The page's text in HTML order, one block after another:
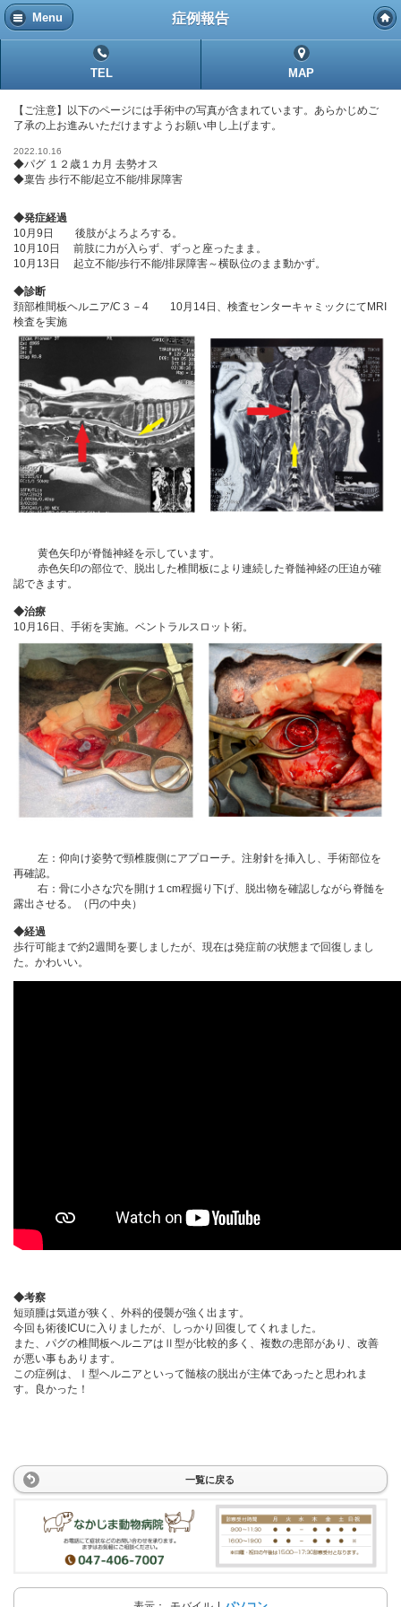
Menu 症例報告
TEL MAP
【ご注意】以下のページには手術中の写真が含まれています。あらかじめご
了承の上お進みいただけますようお願い申し上げます。
2022.10.16
◆パグ １２歳１カ月 去勢オス
◆稟告 歩行不能/起立不能/排尿障害
◆発症経過
10月9日 後肢がよろよろする。
10月10日 前肢に力が入らず、ずっと座ったまま。
10月13日 起立不能/歩行不能/排尿障害～横臥位のまま動かず。
◆診断
頚部椎間板ヘルニア/C３－4 10月14日、検査センターキャミックにてMRI
検査を実施
黄色矢印が脊髄神経を示しています。
赤色矢印の部位で、脱出した椎間板により連続した脊髄神経の圧迫が確
認できます。
◆治療
10月16日、手術を実施。ベントラルスロット術。
左：仰向け姿勢で頸椎腹側にアプローチ。注射針を挿入し、手術部位を
再確認。
右：骨に小さな穴を開け１cm程掘り下げ、脱出物を確認しながら脊髄を
露出させる。（円の中央）
◆経過
歩行可能まで約2週間を要しましたが、現在は発症前の状態まで回復しまし
た。かわいい。
◆考察
短頭腫は気道が狭く、外科的侵襲が強く出ます。
今回も術後ICUに入りましたが、しっかり回復してくれました。
また、パグの椎間板ヘルニアはⅡ型が比較的多く、複数の患部があり、改善
が悪い事もあります。
この症例は、Ⅰ型ヘルニアといって髄核の脱出が主体であったと思われま
す。良かった！
一覧に戻る